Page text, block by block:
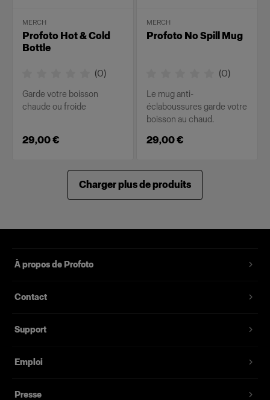
MERCH
Profoto Hot & Cold
Bottle
(0)
Garde votre boisson
chaude ou froide
29,00 €
MERCH
Profoto No Spill Mug
(0)
Le mug anti-
éclaboussures garde votre
boisson au chaud.
29,00 €
Charger plus de produits
À propos de Profoto
Contact
Support
Emploi
Presse